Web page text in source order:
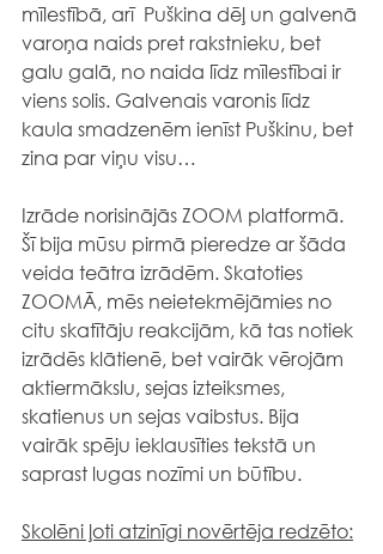
mīlestībā, arī  Puškina dēļ un galvenā
varoņa naids pret rakstnieku, bet
galu galā, no naida līdz mīlestībai ir
viens solis. Galvenais varonis līdz
kaula smadzenēm ienīst Puškinu, bet
zina par viņu visu…
Izrāde norisinājās ZOOM platformā.
Šī bija mūsu pirmā pieredze ar šāda
veida teātra izrādēm. Skatoties
ZOOMĀ, mēs neietekmējāmies no
citu skatītāju reakcijām, kā tas notiek
izrādēs klātienē, bet vairāk vērojām
aktiermākslu, sejas izteiksmes,
skatienus un sejas vaibstus. Bija
vairāk spēju ieklausīties tekstā un
saprast lugas nozīmi un būtību.
Skolēni ļoti atzinīgi novērtēja redzēto: